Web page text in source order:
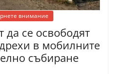
внимание
да се освободят
в мобилните
събиране